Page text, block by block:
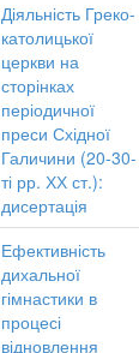
Діяльність Греко-
католицької
церкви на
сторінках
періодичної
преси Східної
Галичини (20-30-
ті рр. ХХ ст.):
дисертація
Ефективність
дихальної
гімнастики в
процесі
відновлення